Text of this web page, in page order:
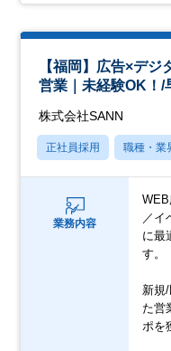
【福岡】広告×デ
営業｜未経験OK！/
株式会社SANN
正社員採用 職種・業
業務内容
／イ
に最
す。
新規
た営
ポを